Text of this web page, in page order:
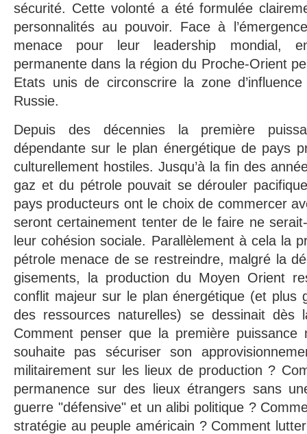
sécurité. Cette volonté a été formulée
personnalités au pouvoir. Face à
menace pour leur leadership mondial,
permanente dans la région du Proche-Orient
Etats unis de circonscrire la zone
Russie.
Depuis des décennies la première
dépendante sur le plan énergétique de pays
culturellement hostiles. Jusqu’à la fin des
gaz et du pétrole pouvait se dérouler
pays producteurs ont le choix de commercer
seront certainement tenter de le faire ne
leur cohésion sociale. Parallèlement à cela la
pétrole menace de se restreindre, malgré la
gisements, la production du Moyen Orient
conflit majeur sur le plan énergétique (et plus
des ressources naturelles) se dessinait dès
Comment penser que la première puissance
souhaite pas sécuriser son
militairement sur les lieux de production ?
permanence sur des lieux étrangers sans
guerre "défensive" et un alibi politique ?
stratégie au peuple américain ? Comment